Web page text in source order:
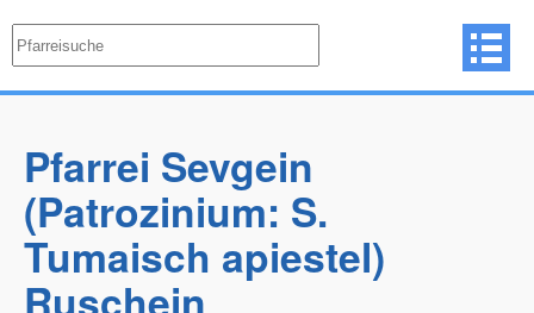
Pfarrei Sevgein
(Patrozinium: S.
Tumaisch apiestel)
Ruschein